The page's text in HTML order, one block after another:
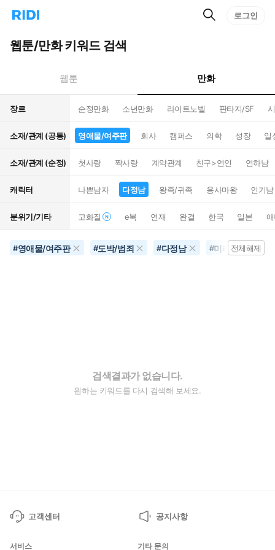
리
홈
으
턴
트
검
로그인
웹툰/만화 키워드 검색
웹툰 만화
장르 순정만화 소년만화 라이트노벨 판타지/SF
소재/관계 (공통) 영애물/여주판 회사 캠퍼스 의학 성장 일
소재/관계 (순정) 첫사랑 짝사랑 계약관계 친구>연인 연하남
캐릭터 나쁜남자 다정남 왕족/귀족 용사마왕 인기남
분위기/기타 고화질 e북 연재 완결 한국 일본
#영애물/여주판 #도박/범죄 #다정남 #미래배경전체해제
검색결과가 없습니다.
원하는 키워드를 다시 검색해 보세요.
고객센터 공지사항
서비스 기타 문의